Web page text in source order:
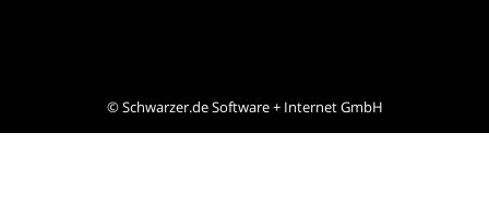
©Schwarzer.de Software + Internet GmbH